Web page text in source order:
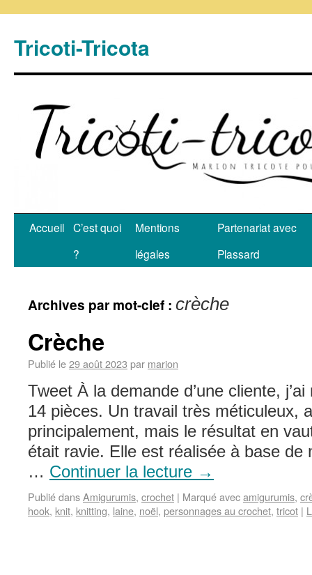
Tricoti-Tricota
Accueil C’est quoi
?
Mentions
légales
Partenariat avec
Plassard
Archives par mot-clef : crèche
Crèche
Publié le29 août 2023 par marion
Tweet À la demande d’une cliente,
14 pièces. Un travail très méticuleux,
principalement, mais le résultat en
était ravie. Elle est réalisée à base de
… Continuer la lecture →
Publié dansAmigurumis, crochet | Marqué avecamigurumis,
hook, knit, knitting, laine, noël, personnages au crochet, tricot |